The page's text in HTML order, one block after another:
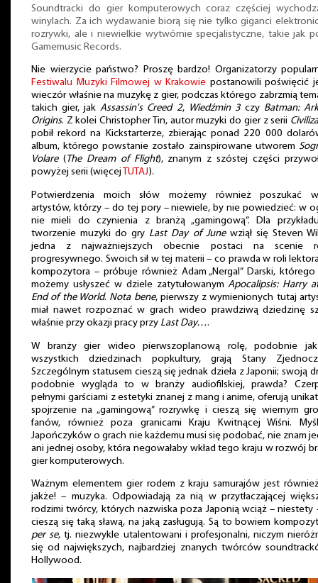
Soundtracki do gier komputerowych coraz częściej
winylach. Za ich wydawanie biorą się nie tylko giganci
rozrywki, ale i niewielkie wytwórnie specjalistyczne, takie jak
Gamemusic Records.
Nie wierzycie państwo? Proszę bardzo! Organizatorzy
Festiwalu Muzyki Filmowej w Krakowie postanowili poświęcić
wieczór właśnie na muzykę z gier, podczas którego zabrzmią
takich gier, jakAssassin's Creed 2, Wiedźmin 3czy Batman:
Origins. Z kolei Christopher Tin, autor muzyki do gier z serii
pobił rekord na Kickstarterze, zbierając ponad 220 000
album, którego powstanie zostało zainspirowane utworem
Volare(The Dream of Flight), znanym z szóstej części
powyżej serii (więcej TUTAJ).
Potwierdzenia moich słów możemy również poszukać
artystów, którzy – do tej pory – niewiele, by nie powiedzieć: w
nie mieli do czynienia z branżą „gamingową”. Dla
tworzenie muzyki do gry Last Day of Junewziął się Steven
jedna z najważniejszych obecnie postaci na scenie
progresywnego. Swoich sił w tej materii – co prawda w roli
kompozytora – próbuje również Adam „Nergal” Darski, którego
możemy usłyszeć w dziele zatytułowanymApocalipsis: Harry
End of the World. Nota bene, pierwszy z wymienionych tutaj
miał nawet rozpoznać w grach wideo prawdziwą dziedzinę
właśnie przy okazji pracy przy Last Day….
W branży gier wideo pierwszoplanową rolę, podobnie
wszystkich dziedzinach popkultury, grają Stany
Szczególnym statusem cieszą się jednak dzieła z Japonii; swoją
podobnie wygląda to w branży audiofilskiej, prawda?
pełnymi garściami z estetyki znanej z mang i anime, oferują
spojrzenie na „gamingową” rozrywkę i cieszą się wiernym
fanów, również poza granicami Kraju Kwitnącej Wiśni.
Japończyków o grach nie każdemu musi się podobać, nie znam
ani jednej osoby, która negowałaby wkład tego kraju w rozwój
gier komputerowych.
Ważnym elementem gier rodem z kraju samurajów jest
jakże! – muzyka. Odpowiadają za nią w przytłaczającej
rodzimi twórcy, których nazwiska poza Japonią wciąż – niestety
cieszą się taką sławą, na jaką zasługują. Są to bowiem
per se, tj. niezwykle utalentowani i profesjonalni, niczym
się od największych, najbardziej znanych twórców
Hollywood.